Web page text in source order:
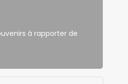
à rapporter de